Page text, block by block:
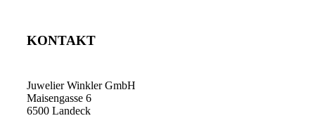
KONTAKT
Juwelier Winkler GmbH
Maisengasse 6
6500 Landeck